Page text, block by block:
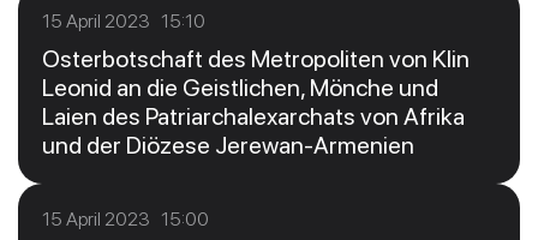
15 April 2023 15:10
Osterbotschaft des Metropoliten von Klin
Leonid an die Geistlichen, Mönche und
Laien des Patriarchalexarchats von Afrika
und der Diözese Jerewan-Armenien
15 April 2023 15:00